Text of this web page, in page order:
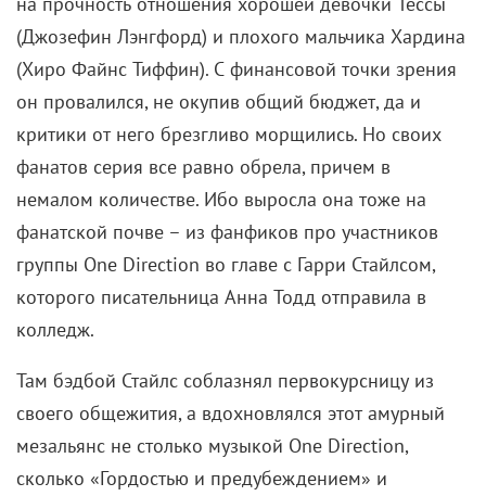
(Джозефин Лэнгфорд) и плохого мальчика Хардина
(Хиро Файнс Тиффин). С финансовой точки зрения
он провалился, не окупив общий бюджет, да и
критики от него брезгливо морщились. Но своих
фанатов серия все равно обрела, причем в
немалом количестве. Ибо выросла она тоже на
фанатской почве – из фанфиков про участников
группы One Direction во главе с Гарри Стайлсом,
которого писательница Анна Тодд отправила в
колледж.
Там бэдбой Стайлс соблазнял первокурсницу из
своего общежития, а вдохновлялся этот амурный
мезальянс не столько музыкой One Direction,
сколько «Гордостью и предубеждением» и